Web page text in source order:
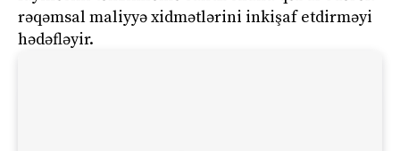
rəqəmsal maliyyə xidmətlərini inkişaf etdirməyi
hədəfləyir.